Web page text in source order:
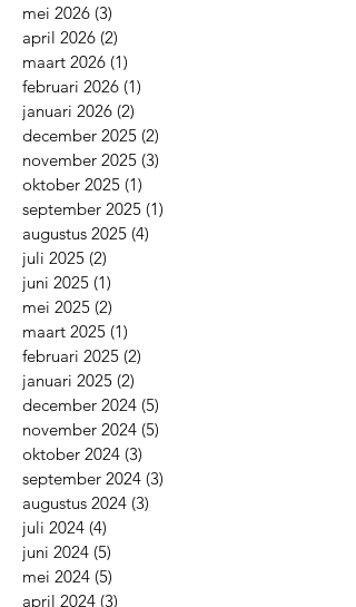
mei 2026 (3)
april 2026 (2)
maart 2026 (1)
februari 2026 (1)
januari 2026 (2)
december 2025 (2)
november 2025 (3)
oktober 2025 (1)
september 2025 (1)
augustus 2025 (4)
juli 2025 (2)
juni 2025 (1)
mei 2025 (2)
maart 2025 (1)
februari 2025 (2)
januari 2025 (2)
december 2024 (5)
november 2024 (5)
oktober 2024 (3)
september 2024 (3)
augustus 2024 (3)
juli 2024 (4)
juni 2024 (5)
mei 2024 (5)
april 2024 (3)